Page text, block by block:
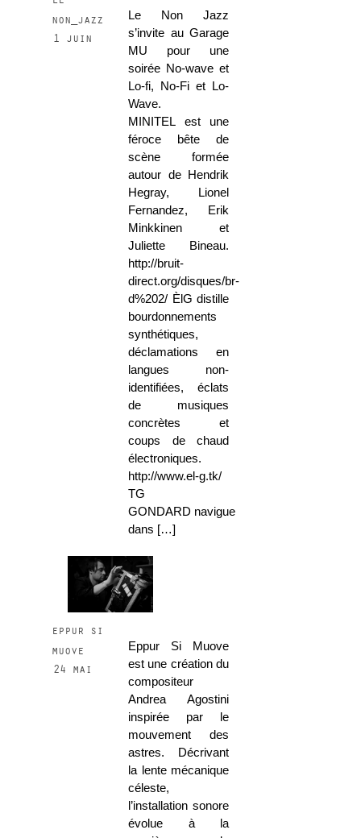
non_jazz
1 juin
Le Non Jazz
s’invite au Garage
MU pour une
soirée No-wave et
Lo-fi, No-Fi et Lo-
Wave.
MINITEL est une
féroce bête de
scène formée
autour de Hendrik
Hegray, Lionel
Fernandez, Erik
Minkkinen et
Juliette Bineau.
http://bruit-
direct.org/disques/br-
d%202/ ÈlG distille
bourdonnements
synthétiques,
déclamations en
langues non-
identifiées, éclats
de musiques
concrètes et
coups de chaud
électroniques.
http://www.el-g.tk/
TG
GONDARD navigue
dans […]
eppur si
muove
24 mai
Eppur Si Muove
est une création du
compositeur
Andrea Agostini
inspirée par le
mouvement des
astres. Décrivant
la lente mécanique
céleste,
l’installation sonore
évolue à la